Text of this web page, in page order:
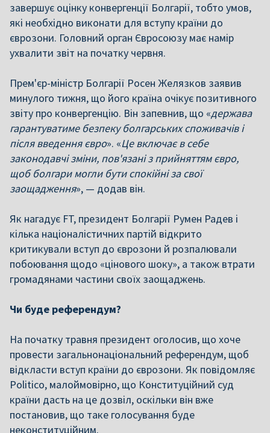
завершує оцінку конвергенції Болгарії, тобто умов,
які необхідно виконати для вступу країни до
єврозони. Головний орган Євросоюзу має намір
ухвалити звіт на початку червня.
Прем'єр-міністр Болгарії Росен Желязков заявив
минулого тижня, що його країна очікує позитивного
звіту про конвергенцію. Він запевнив, що «держава
гарантуватиме безпеку болгарських споживачів і
після введення євро». «Це включає в себе
законодавчі зміни, пов'язані з прийняттям євро,
щоб болгари могли бути спокійні за свої
заощадження», — додав він.
Як нагадує FT, президент Болгарії Румен Радев і
кілька націоналістичних партій відкрито
критикували вступ до єврозони й розпалювали
побоювання щодо «цінового шоку», а також втрати
громадянами частини своїх заощаджень.
Чи буде референдум?
На початку травня президент оголосив, що хоче
провести загальнонаціональний референдум, щоб
відкласти вступ країни до єврозони. Як повідомляє
Politico, малоймовірно, що Конституційний суд
країни дасть на це дозвіл, оскільки він вже
постановив, що таке голосування буде
неконституційним.